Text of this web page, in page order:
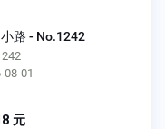
路 - No.1242
08-01
元